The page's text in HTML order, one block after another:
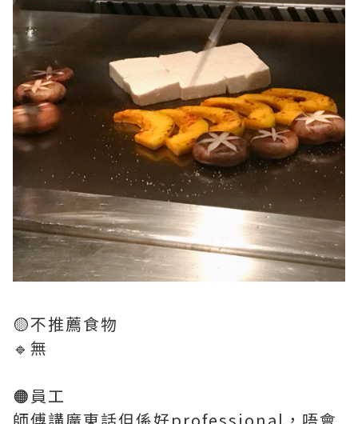
🟡不推薦食物
🔹無
🟠員工
師傅講廣東話但係好professional，唔會